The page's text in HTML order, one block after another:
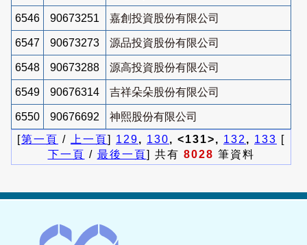
6546 90673251 嘉創投資股份有限公司
6547 90673273 源品投資股份有限公司
6548 90673288 源高投資股份有限公司
6549 90676314 吉祥朵朵股份有限公司
6550 90676692
神熙股份有限公司
[第一頁 / 上一頁] 129, 130, <131>, 132 , 133 [
下一頁 / 最後一頁] 共有 8028 筆資料